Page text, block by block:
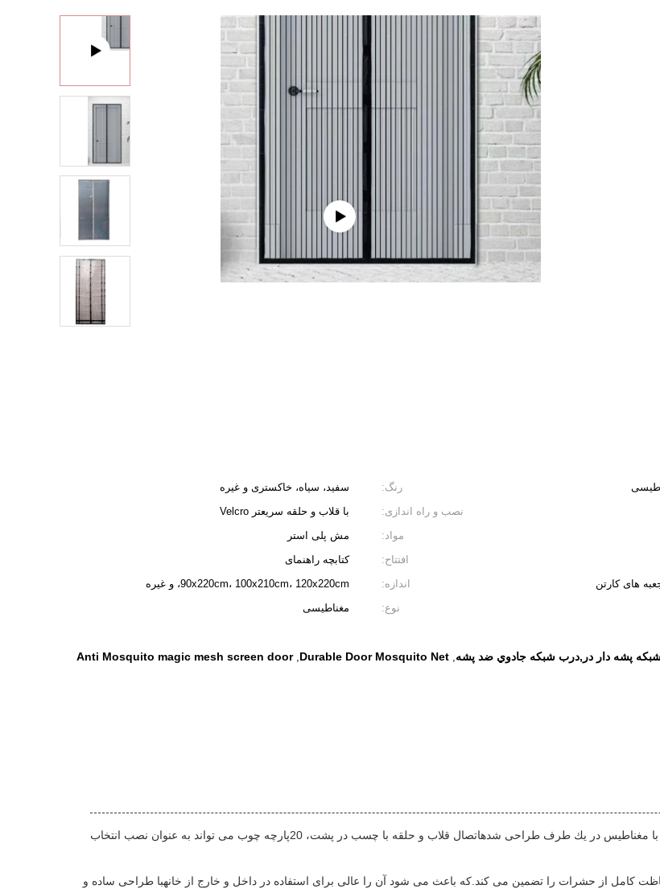
رنگ:
سفید، سیاه، خاکستری و غیره
نصب و راه اندازی:
با قلاب و حلقه سریعتر Velcro
مواد:
مش پلی استر
افتتاح:
کتابچه راهنمای
اندازه:
90x220cm، 100x210cm، 120x220cm، و غیره
نوع:
مغناطیسی
پشه دار در,درب شبكه جادوي ضد پشه,
Durable Door Mosquito Net
,
Anti Mosquito magic mesh screen door
اين شبكه پشه اي مدرن و با سبک با دو پرده درب با مغناطيس در يك طرف طراحی شدهاتصال قلاب و حلقه با چسب در پشت، 20پارچه چوب می تواند به عنوان نصب انتخاب
کامل از حشرات را تضمین می کند.که باعث می شود آن را عالی برای استفاده در داخل و خارج از خانهبا طراحی ساده و